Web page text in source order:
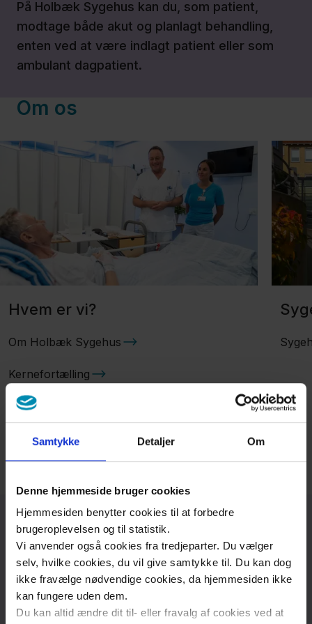
Samtykke Detaljer Om
Denne hjemmeside bruger cookies
Hjemmesiden benytter cookies til at forbedre
brugeroplevelsen og til statistik.
Vi anvender også cookies fra tredjeparter. Du vælger
selv, hvilke cookies, du vil give samtykke til. Du kan dog
ikke fravælge nødvendige cookies, da hjemmesiden ikke
kan fungere uden dem.
Du kan altid ændre dit til- eller fravalg af cookies ved at
Om
os
Region
Nyheder
På Holbæk Sygehus kan du, som patient,
modtage både akut og planlagt behandling,
enten ved at være indlagt patient eller som
ambulant dagpatient.
Om os
Hvem er vi?
Om Holbæk Sygehus
Kernefortælling
Nyheder
4. maj 2026